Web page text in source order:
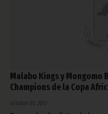
Malabo Kings y Mongomo
Champions de la Copa
octubre 01, 2013